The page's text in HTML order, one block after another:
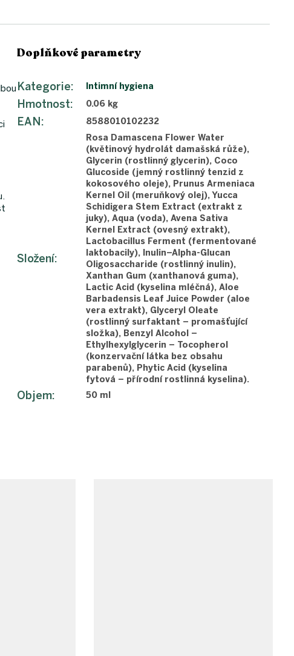
Doplňkové parametry
Kategorie: Intimní hygiena
Hmotnost: 0.06 kg
EAN: 8588010102232
Složení:
Rosa Damascena Flower Water
(květinový hydrolát damašská růže),
Glycerin (rostlinný glycerin), Coco
Glucoside (jemný rostlinný tenzid z
kokosového oleje), Prunus Armeniaca
Kernel Oil (meruňkový olej), Yucca
Schidigera Stem Extract (extrakt z
juky), Aqua (voda), Avena Sativa
Kernel Extract (ovesný extrakt),
Lactobacillus Ferment (fermentované
laktobacily), Inulin–Alpha-Glucan
Oligosaccharide (rostlinný inulin),
Xanthan Gum (xanthanová guma),
Lactic Acid (kyselina mléčná), Aloe
Barbadensis Leaf Juice Powder (aloe
vera extrakt), Glyceryl Oleate
(rostlinný surfaktant – promašťující
složka), Benzyl Alcohol –
Ethylhexylglycerin – Tocopherol
(konzervační látka bez obsahu
parabenů), Phytic Acid (kyselina
fytová – přírodní rostlinná kyselina).
Objem: 50 ml